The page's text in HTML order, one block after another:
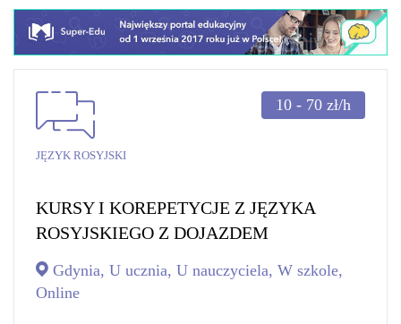
JĘZYK ROSYJSKI
10 - 70 zł/h
KURSY I KOREPETYCJE Z JĘZYKA
ROSYJSKIEGO Z DOJAZDEM
Gdynia, U ucznia, U nauczyciela, W szkole,
Online